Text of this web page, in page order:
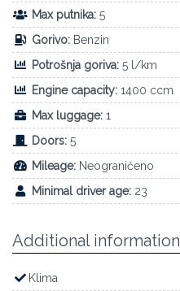
Max putnika: 5
Gorivo: Benzin
Potrošnja goriva: 5 l/km
Engine capacity: 1400 ccm
Max luggage: 1
Doors: 5
Mileage: Neograničeno
Minimal driver age: 23
Additional information
Klima